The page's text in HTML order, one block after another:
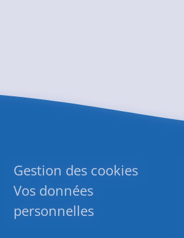
Gestion des cookies
Vos données
personnelles